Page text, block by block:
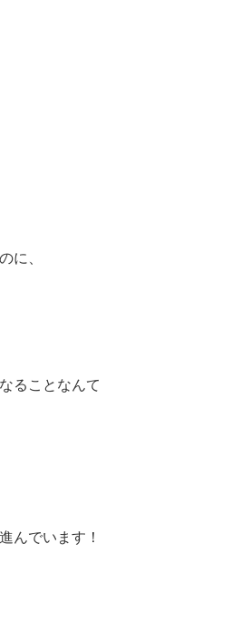
に、
ることなんて
んでいます！